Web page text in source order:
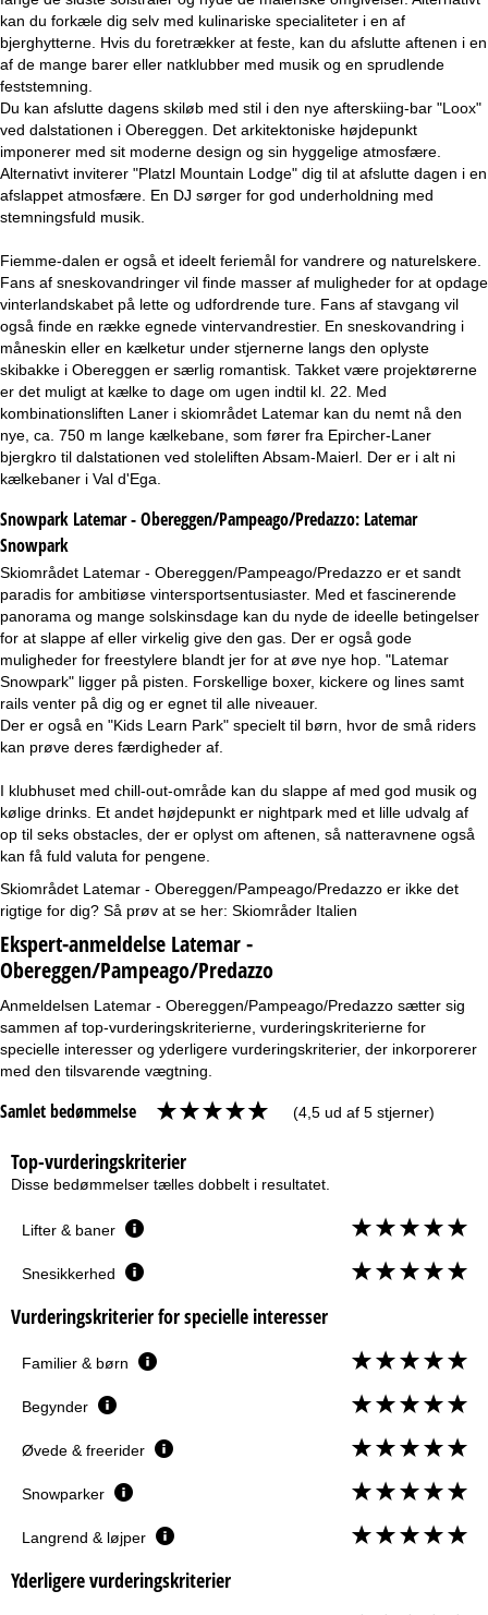
kan du forkæle dig selv med kulinariske specialiteter i en af
bjerghytterne. Hvis du foretrækker at feste, kan du afslutte aftenen i en
af de mange barer eller natklubber med musik og en sprudlende
feststemning.
Du kan afslutte dagens skiløb med stil i den nye afterskiing-bar "Loox"
ved dalstationen i Obereggen. Det arkitektoniske højdepunkt
imponerer med sit moderne design og sin hyggelige atmosfære.
Alternativt inviterer "Platzl Mountain Lodge" dig til at afslutte dagen i en
afslappet atmosfære. En DJ sørger for god underholdning med
stemningsfuld musik.
Fiemme-dalen er også et ideelt feriemål for vandrere og naturelskere.
Fans af sneskovandringer vil finde masser af muligheder for at opdage
vinterlandskabet på lette og udfordrende ture. Fans af stavgang vil
også finde en række egnede vintervandrestier. En sneskovandring i
måneskin eller en kælketur under stjernerne langs den oplyste
skibakke i Obereggen er særlig romantisk. Takket være projektørerne
er det muligt at kælke to dage om ugen indtil kl. 22. Med
kombinationsliften Laner i skiområdet Latemar kan du nemt nå den
nye, ca. 750 m lange kælkebane, som fører fra Epircher-Laner
bjergkro til dalstationen ved stoleliften Absam-Maierl. Der er i alt ni
kælkebaner i Val d'Ega.
Snowpark Latemar - Obereggen/Pampeago/Predazzo: Latemar
Snowpark
Skiområdet Latemar - Obereggen/Pampeago/Predazzo er et sandt
paradis for ambitiøse vintersportsentusiaster. Med et fascinerende
panorama og mange solskinsdage kan du nyde de ideelle betingelser
for at slappe af eller virkelig give den gas. Der er også gode
muligheder for freestylere blandt jer for at øve nye hop. "Latemar
Snowpark" ligger på pisten. Forskellige boxer, kickere og lines samt
rails venter på dig og er egnet til alle niveauer.
Der er også en "Kids Learn Park" specielt til børn, hvor de små riders
kan prøve deres færdigheder af.
I klubhuset med chill-out-område kan du slappe af med god musik og
kølige drinks. Et andet højdepunkt er nightpark med et lille udvalg af
op til seks obstacles, der er oplyst om aftenen, så natteravnene også
kan få fuld valuta for pengene.
Skiområdet Latemar - Obereggen/Pampeago/Predazzo er ikke det
rigtige for dig? Så prøv at se her: Skiområder Italien
Ekspert-anmeldelse Latemar -
Obereggen/Pampeago/Predazzo
Anmeldelsen Latemar - Obereggen/Pampeago/Predazzo sætter sig
sammen af top-vurderingskriterierne, vurderingskriterierne for
specielle interesser og yderligere vurderingskriterier, der inkorporerer
med den tilsvarende vægtning.
Samlet bedømmelse (4,5 ud af 5 stjerner)
Top-vurderingskriterier
Disse bedømmelser tælles dobbelt i resultatet.
Lifter & baner
Snesikkerhed
Vurderingskriterier for specielle interesser
Familier & børn
Begynder
Øvede & freerider
Snowparker
Langrend & løjper
Yderligere vurderingskriterier